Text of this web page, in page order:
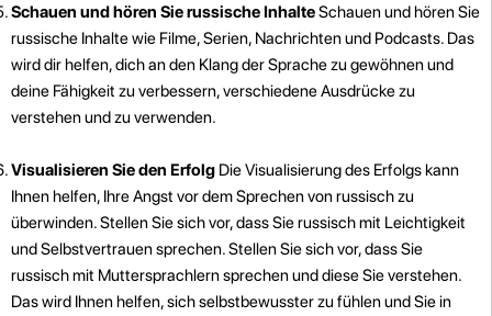
Schauen und hören Sie russische InhalteSchauen und hören Sie
russische Inhalte wie Filme, Serien, Nachrichten und Podcasts. Das
wird dir helfen, dich an den Klang der Sprache zu gewöhnen und
deine Fähigkeit zu verbessern, verschiedene Ausdrücke zu
verstehen und zu verwenden.
Visualisieren Sie den Erfolg Die Visualisierung des Erfolgs kann
Ihnen helfen, Ihre Angst vor dem Sprechen von russisch zu
überwinden. Stellen Sie sich vor, dass Sie russisch mit Leichtigkeit
und Selbstvertrauen sprechen. Stellen Sie sich vor, dass Sie
russisch mit Muttersprachlern sprechen und diese Sie verstehen.
Das wird Ihnen helfen, sich selbstbewusster zu fühlen und Sie in